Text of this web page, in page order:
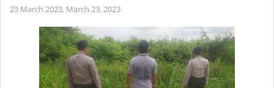
23 March 2023, March 23, 2023